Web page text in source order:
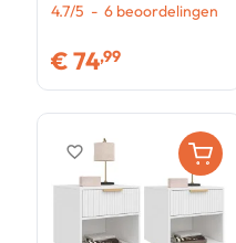
goudkleurige lamellen
4.7/5 - 6 beoordelingen
€74,99
favorite_border